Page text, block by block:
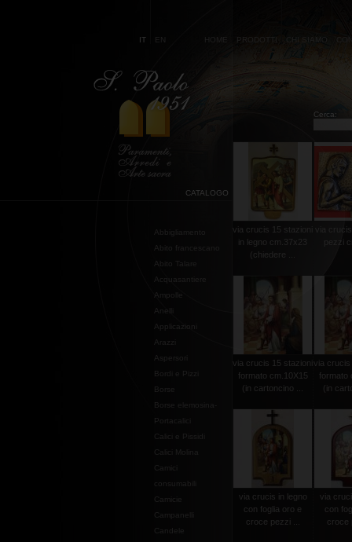
IT EN HOME PRODOTTI CHI SIAMO
Cerca:
CATALOGO
Abbigliamento
Abito francescano
Abito Talare
Acquasantiere
Ampolle
Anelli
Applicazioni
Arazzi
Aspersori
Bordi e Pizzi
Borse
Borse elemosina-
Portacalici
Calici e Pissidi
Calici Molina
Campanelli
Candele
via crucis 15 stazioni
in legno cm.37x23
(chiedere ...
via
pezzi
via crucis 15 stazioni
formato cm.10X15
(in cartoncino ...
via crucis
formato
(in
via crucis in legno
con foglia oro e
croce pezzi ...
via
con
croce